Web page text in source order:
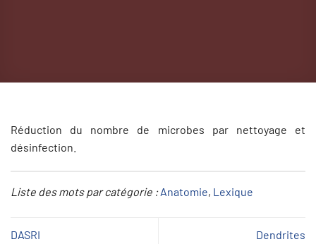
Réduction du nombre de microbes par nettoyage et
désinfection.
Liste des mots par catégorie : Anatomie, Lexique
DASRI Dendrites